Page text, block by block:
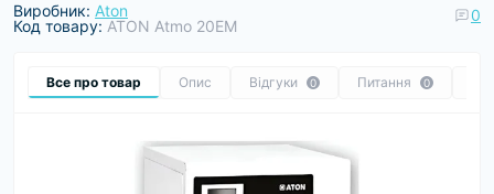
Виробник: Aton
Код товару: ATON Atmo 20EМ
0
Все про товар Опис Відгуки 0 Питання 0